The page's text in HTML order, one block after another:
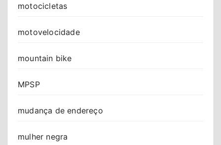
motocicletas
motovelocidade
mountain bike
MPSP
mudança de endereço
mulher negra